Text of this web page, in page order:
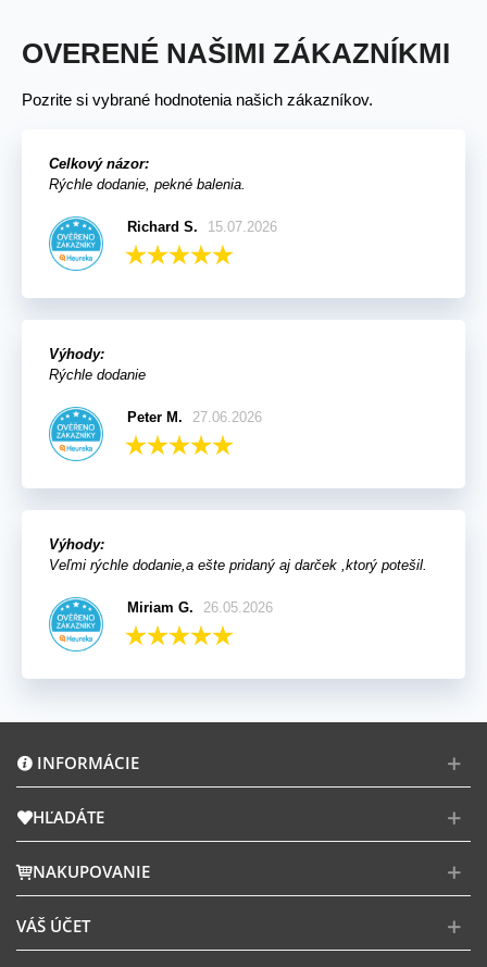
OVERENÉ NAŠIMI ZÁKAZNÍKMI
Pozrite si vybrané hodnotenia našich zákazníkov.
Celkový názor:
Rýchle dodanie, pekné balenia.
Richard S. 15.07.2026
Výhody:
Rýchle dodanie
Peter M. 27.06.2026
Výhody:
Veľmi rýchle dodanie,a ešte pridaný aj darček ,ktorý potešil.
Miriam G. 26.05.2026
INFORMÁCIE
HĽADÁTE
NAKUPOVANIE
VÁŠ ÚČET